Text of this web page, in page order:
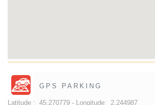
GPS PARKING
Latitude : 45.270779 - Longitude: 2.244987